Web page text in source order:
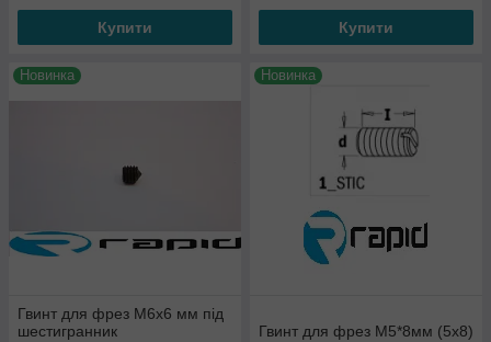
Купити Купити
Новинка
Гвинт для фрез М6х6 мм під
шестигранник
Новинка
Гвинт для фрез М5*8мм (5х8)